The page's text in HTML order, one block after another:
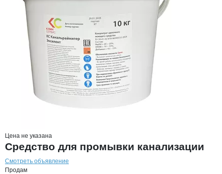
Цена не указана
Средство для промывки канализации
Смотреть объявление
Продам